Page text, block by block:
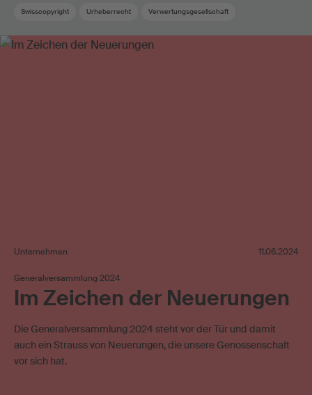
Swisscopyright Urheberrecht Verwertungsgesellschaft
Unternehmen 11.06.2024
Generalversammlung 2024
Im Zeichen der Neuerungen
Die Generalversammlung 2024 steht vor der Tür und damit
auch ein Strauss von Neuerungen, die unsere Genossenschaft
vor sich hat.